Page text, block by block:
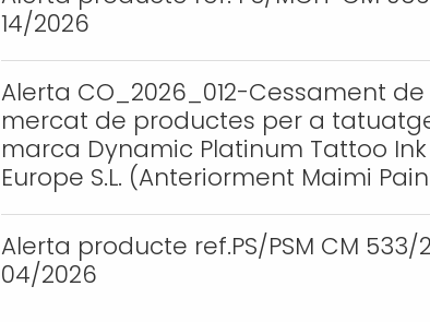
14/2026
Alerta CO_2026_012-Cessament
mercat de productes per a
marca Dynamic Platinum Tattoo
Europe S.L. (Anteriorment Maimi
Alerta producte ref.PS/PSM CM
04/2026